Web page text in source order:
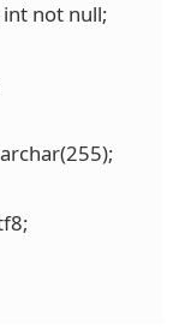
not null;